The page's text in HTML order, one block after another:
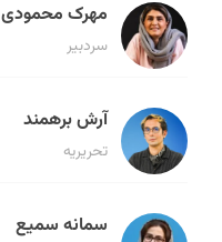
مهرک محمودی
سردبیر
آرش برهمند
تحریریه
سمانه سمیع